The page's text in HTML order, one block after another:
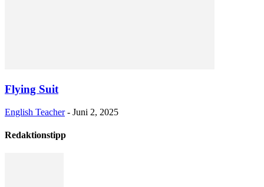
Flying Suit
English Teacher - Juni 2, 2025
Redaktionstipp